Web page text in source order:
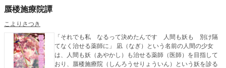
蜃楼施療院譚
こよりさつき
「それでも私 なるって決めたんです 人間も妖も 別け隔
てなく治せる薬師に」 凪（なぎ）という名前の人間の少女
は、人間も妖（あやかし）も治せる薬師（医師）を目指して
おり、蜃楼施療院（しんろうせりょういん）という妖を診る